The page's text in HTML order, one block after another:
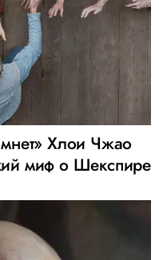
Хлои Чжао
миф о Шекспире